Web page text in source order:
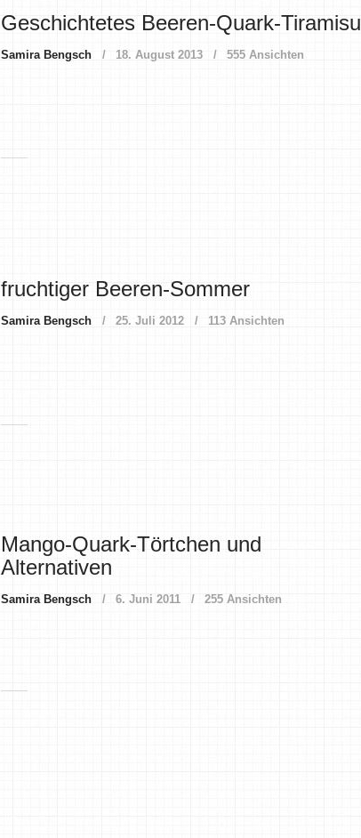
Geschichtetes Beeren-Quark-Tiramisu
Samira Bengsch 18. August 2013 555 Ansichten
fruchtiger Beeren-Sommer
Samira Bengsch 25. Juli 2012 113 Ansichten
Mango-Quark-Törtchen und
Alternativen
Samira Bengsch 6. Juni 2011 255 Ansichten